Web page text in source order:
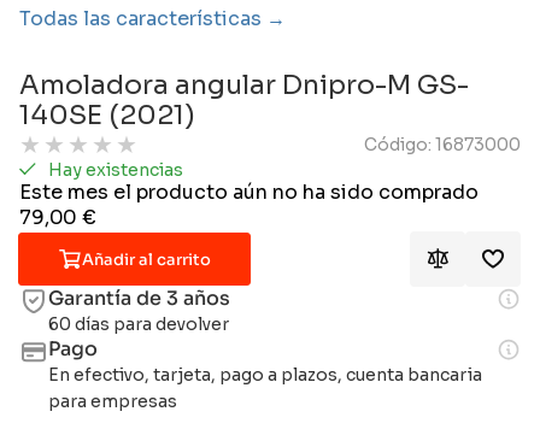
Todas las características
Amoladora angular Dnipro-M GS-
140SE (2021)
★ ★ ★ ★ ★ Código: 16873000
Hay existencias
Este mes el producto aún no ha sido comprado
79,00€
Añadir al carrito
Garantía de 3 años
60 días para devolver
Pago
En efectivo, tarjeta, pago a plazos, cuenta bancaria
para empresas